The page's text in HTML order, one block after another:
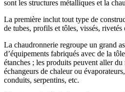
sont les structures métalliques et la
La première inclut tout type de
de tubes, profils et tôles, vissés, rivetés
La chaudronnerie regroupe un grand
d’équipements fabriqués avec de la
étanches ; les produits peuvent aller
échangeurs de chaleur ou
conduits, serpentins, etc.